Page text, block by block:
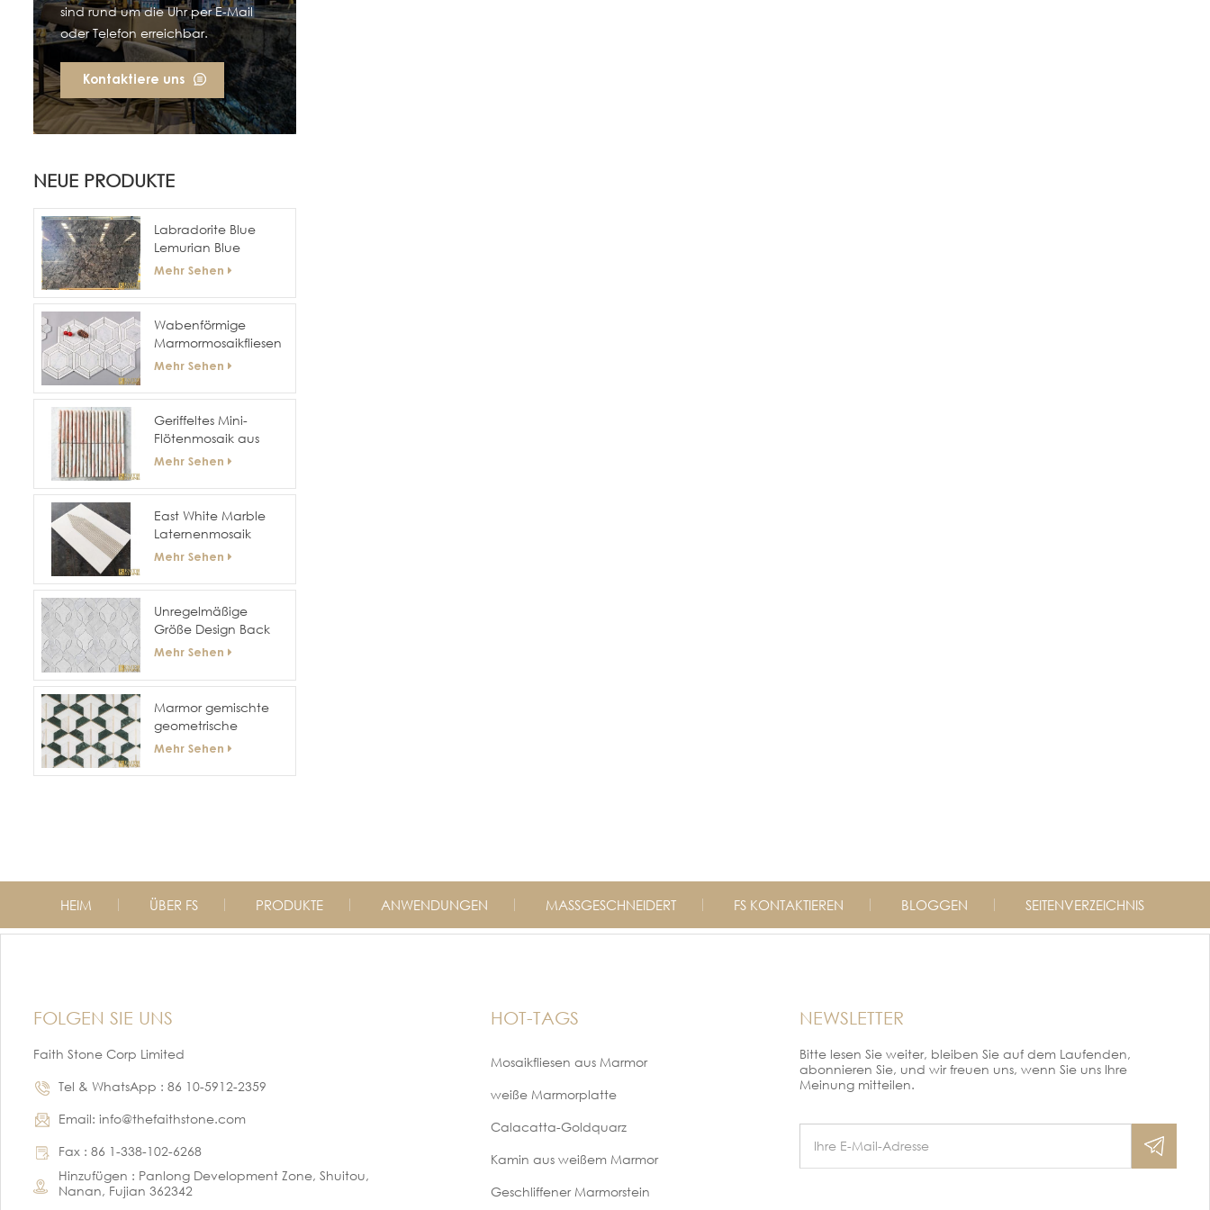
sind rund um die Uhr per E-Mail
oder Telefon erreichbar.
Kontaktiere uns
NEUE PRODUKTE
Labradorite Blue
Lemurian Blue
Granitplatten
Mehr Sehen
Wabenförmige
Marmormosaikfliesen
mit sechseckiger
Hotelwände und -
böden
Mehr Sehen
Geriffeltes Mini-
Flötenmosaik aus
gebogenem Marmor
Mehr Sehen
East White Marble
Laternenmosaik
Mehr Sehen
Unregelmäßige
Größe Design Back
Splash Wand 3D-
Mehr Sehen
Marmor gemischte
geometrische
Messing-Mosaik-Fliese
Mehr Sehen
HEIM ÜBER FS PRODUKTE ANWENDUNGEN MASSGESCHNEIDERT FS KONTAKTIEREN BLOGGEN SEITENVERZEICHNIS
FOLGEN SIE UNS
Faith Stone Corp Limited
Tel & WhatsApp : 86 10-5912-2359
Email: info@thefaithstone.com
Fax : 86 1-338-102-6268
Hinzufügen : Panlong Development Zone, Shuitou,
Nanan, Fujian 362342
HOT-TAGS
Mosaikfliesen aus Marmor
weiße Marmorplatte
Calacatta-Goldquarz
Kamin aus weißem Marmor
Geschliffener Marmorstein
NEWSLETTER
Bitte lesen Sie weiter, bleiben Sie auf dem Laufenden,
abonnieren Sie, und wir freuen uns, wenn Sie uns Ihre
Meinung mitteilen.